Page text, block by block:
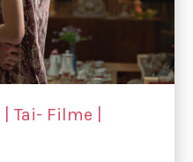
Tai- Filme |